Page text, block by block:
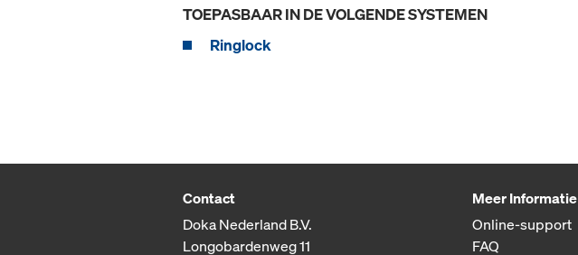
TOEPASBAAR IN DE VOLGENDE SYSTEMEN
Ringlock
Contact
Doka Nederland B.V.
Longobardenweg 11
Meer Informatie
Online-support
FAQ